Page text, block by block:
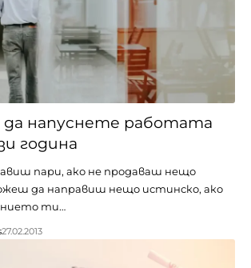
да напуснете работата
година
пари, ако не продаваш нещо
да направиш нещо истинско, ако
ти…
27.02.2013